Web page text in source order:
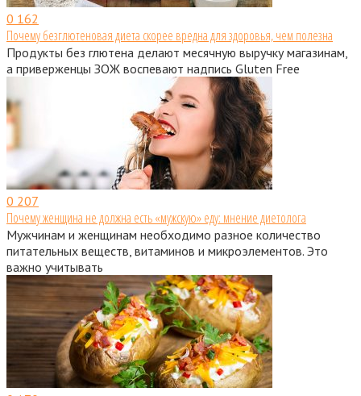
0 162
Почему безглютеновая диета скорее вредна для здоровья, чем полезна
Продукты без глютена делают месячную выручку магазинам,
а приверженцы ЗОЖ воспевают надпись Gluten Free
0 207
Почему женщина не должна есть «мужскую» еду: мнение диетолога
Мужчинам и женщинам необходимо разное количество
питательных веществ, витаминов и микроэлементов. Это
важно учитывать